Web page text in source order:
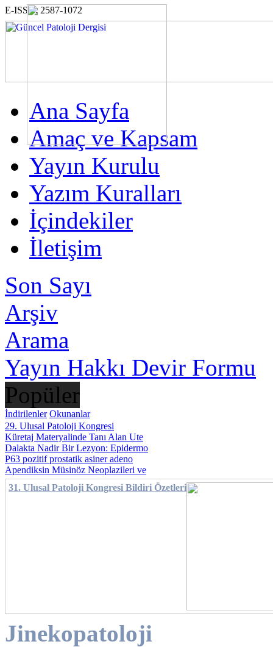
E-ISSN: 2587-1072
Ana Sayfa
Amaç ve Kapsam
Yayın Kurulu
Yazım Kuralları
İçindekiler
İletişim
Son Sayı
Arşiv
Arama
Yayın Hakkı Devir Formu
Popüler
İndirilenler Okunanlar
29. Ulusal Patoloji Kongresi
Küretaj Materyalinde Tanı Alan Ute
Dalakta Nadir Bir Lezyon: Epidermo
P63 pozitif prostatik asiner adeno
Apendiksin Müsinöz Neoplazileri ve
31. Ulusal Patoloji Kongresi Bildiri Özetleri
Jinekopatoloji